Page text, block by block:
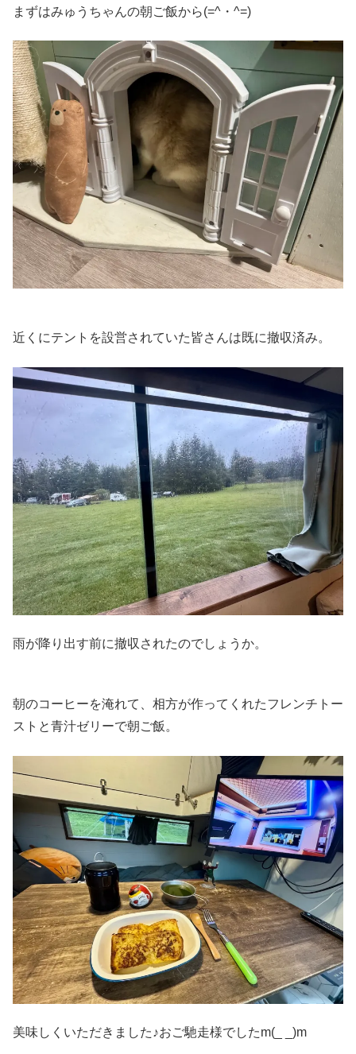
まずはみゅうちゃんの朝ご飯から(=^・^=)
近くにテントを設営されていた皆さんは既に撤収済み。
雨が降り出す前に撤収されたのでしょうか。
朝のコーヒーを淹れて、相方が作ってくれたフレンチトー
ストと青汁ゼリーで朝ご飯。
美味しくいただきました♪おご馳走様でしたm(_ _)m